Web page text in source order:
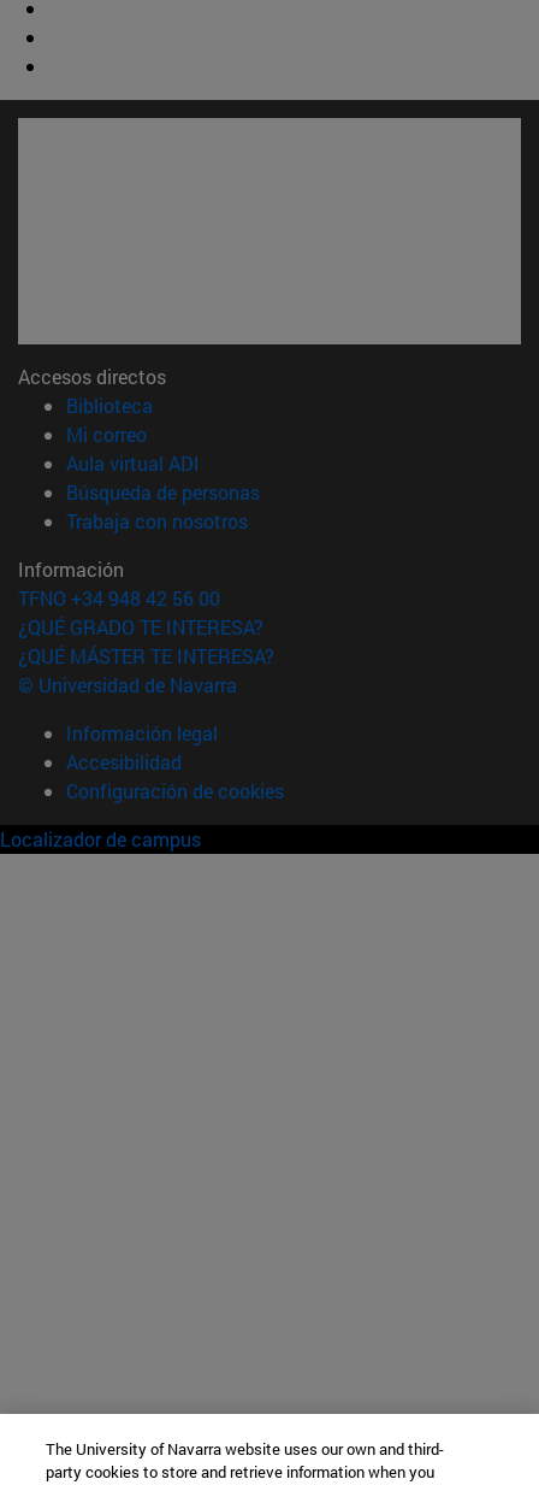
Accesos directos
Biblioteca
Mi correo(abre en nueva ventana)
Aula virtual ADI
Búsqueda de personas(abre en nueva ventana)
Trabaja con nosotros(abre en nueva ventana)
Información
TFNO +34 948 42 56 00
¿QUÉ GRADO TE INTERESA?
¿QUÉ MÁSTER TE INTERESA?
© Universidad de Navarra
Información legal
Accesibilidad
Configuración de cookies
Localizador de campus
The University of Navarra website uses our own and third-
party cookies to store and retrieve information when you